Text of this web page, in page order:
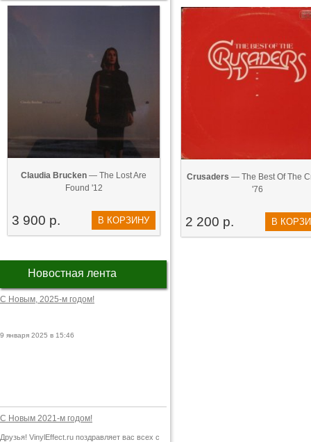
Claudia Brucken — The Lost Are
Found '12
3 900 р. В КОРЗИНУ
Новостная лента
С Новым, 2025-м годом!
9 января 2025 в 15:46
С Новым 2021-м годом!
Друзья! VinylEffect.ru поздравляет вас всех с
Crusaders — The Best Of The
'76
2 200 р. В